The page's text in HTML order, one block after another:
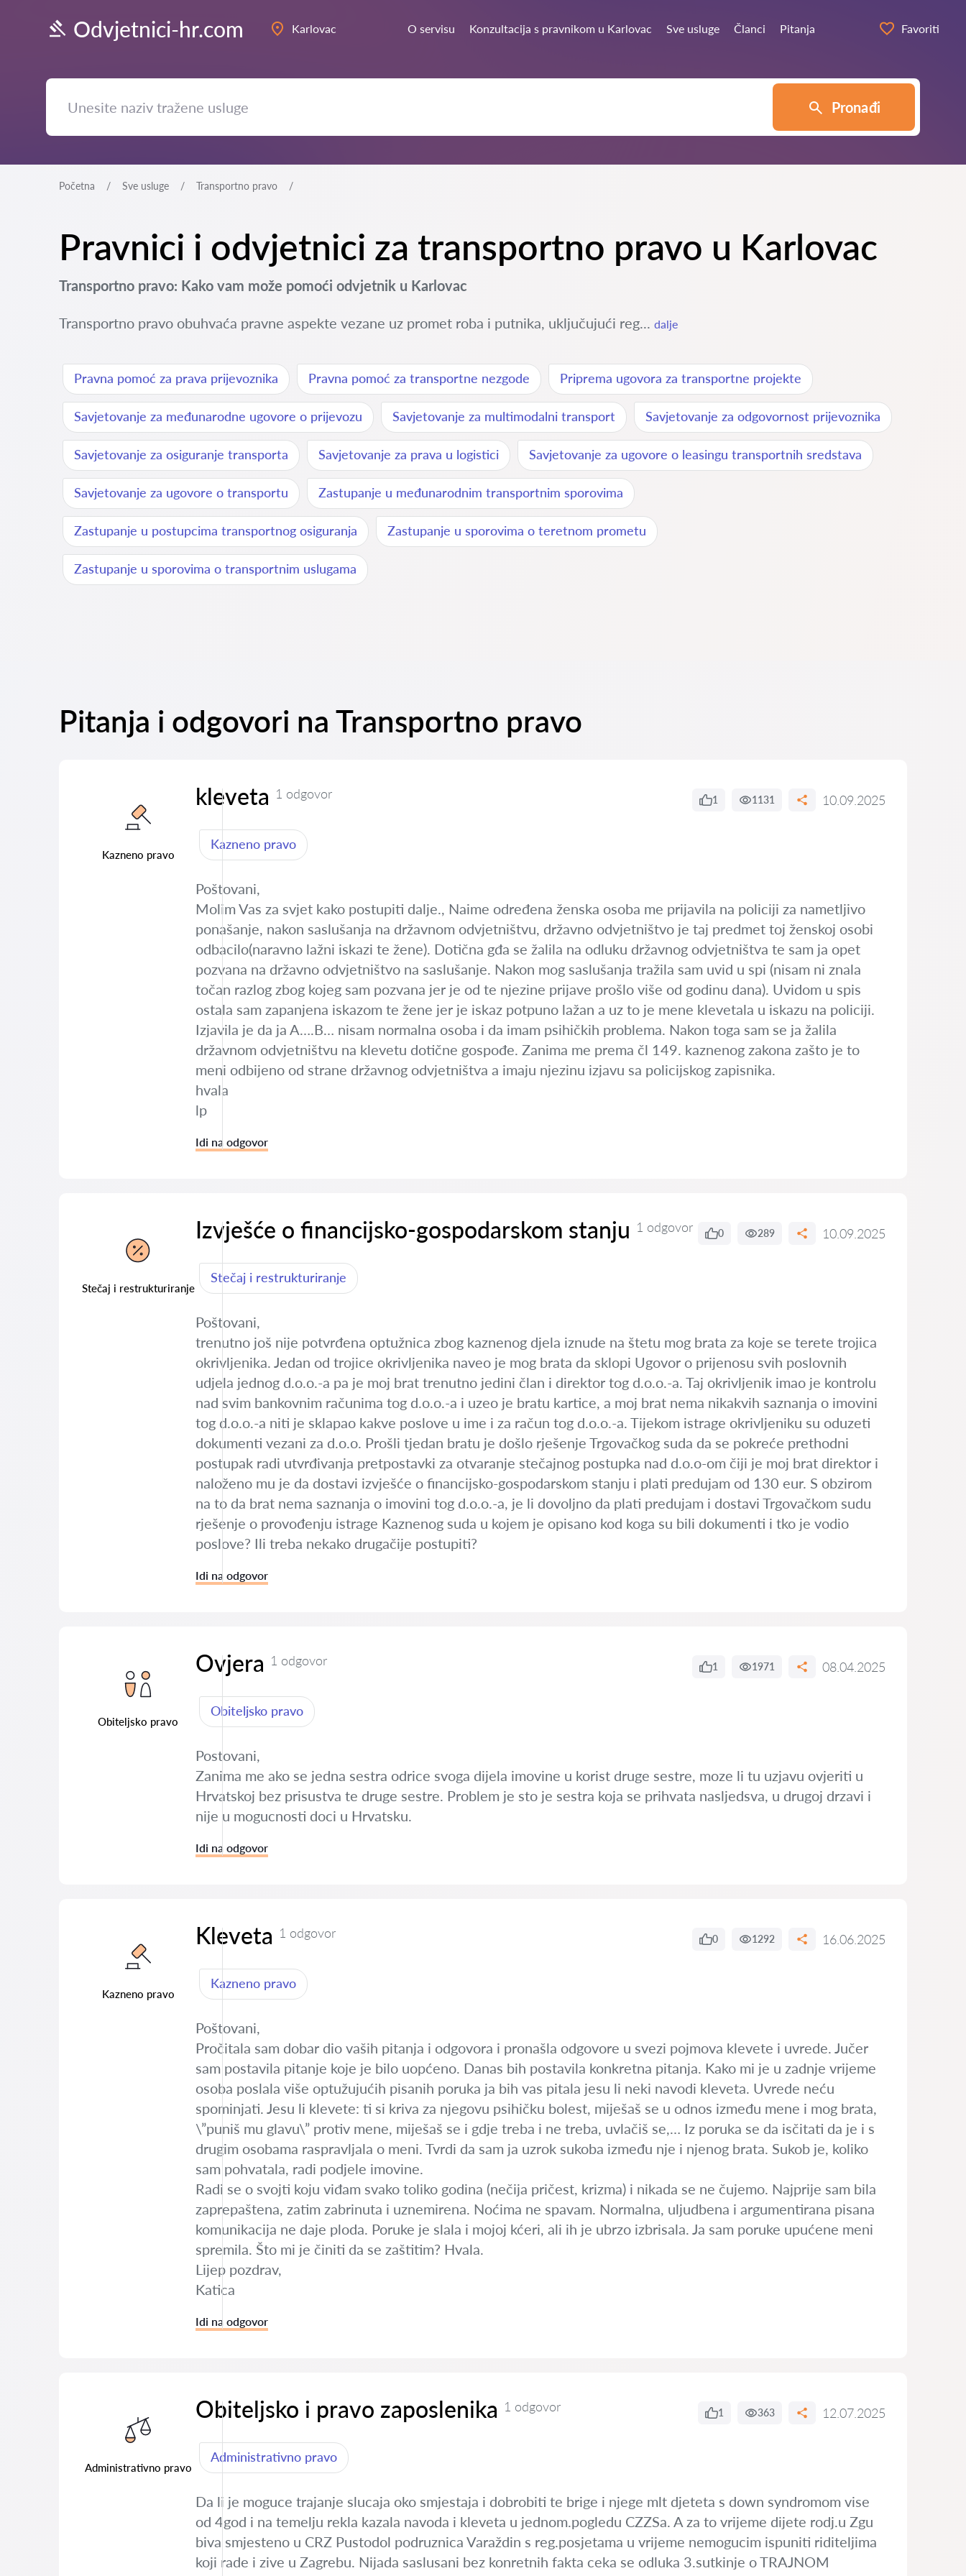
Odvjetnici-hr.com Karlovac O servisu Konzultacija s pravnikom u Karlovac Sve usluge Članci Pitanja Favoriti
Pronađi
Početna Sve usluge Transportno pravo
Pravnici i odvjetnici za transportno pravo u Karlovac
Transportno pravo: Kako vam može pomoći odvjetnik u Karlovac
Transportno pravo obuhvaća pravne aspekte vezane uz promet roba i putnika, uključujući reg... dalje
Pravna pomoć za prava prijevoznika Pravna pomoć za transportne nezgode Priprema ugovora za transportne projekte
Savjetovanje za međunarodne ugovore o prijevozu Savjetovanje za multimodalni transport Savjetovanje za odgovornost prijevoznika
Savjetovanje za osiguranje transporta Savjetovanje za prava u logistici Savjetovanje za ugovore o leasingu transportnih sredstava
Savjetovanje za ugovore o transportu Zastupanje u međunarodnim transportnim sporovima
Zastupanje u postupcima transportnog osiguranja Zastupanje u sporovima o teretnom prometu
Zastupanje u sporovima o transportnim uslugama
Pitanja i odgovori na Transportno pravo
Kazneno pravo
kleveta 1 odgovor 1 1131 10.09.2025
Kazneno pravo
Poštovani,
Molim Vas za svjet kako postupiti dalje., Naime određena ženska osoba me prijavila na policiji za nametljivo
ponašanje, nakon saslušanja na državnom odvjetništvu, državno odvjetništvo je taj predmet toj ženskoj osobi
odbacilo(naravno lažni iskazi te žene). Dotična gđa se žalila na odluku državnog odvjetništva te sam ja opet
pozvana na državno odvjetništvo na saslušanje. Nakon mog saslušanja tražila sam uvid u spi (nisam ni znala
točan razlog zbog kojeg sam pozvana jer je od te njezine prijave prošlo više od godinu dana). Uvidom u spis
ostala sam zapanjena iskazom te žene jer je iskaz potpuno lažan a uz to je mene klevetala u iskazu na policiji.
Izjavila je da ja A….B… nisam normalna osoba i da imam psihičkih problema. Nakon toga sam se ja žalila
državnom odvjetništvu na klevetu dotične gospođe. Zanima me prema čl 149. kaznenog zakona zašto je to
meni odbijeno od strane državnog odvjetništva a imaju njezinu izjavu sa policijskog zapisnika.
hvala
lp
Idi na odgovor
Stečaj i restrukturiranje
Izvješće o financijsko-gospodarskom stanju 1 odgovor 0 289 10.09.2025
Stečaj i restrukturiranje
Poštovani,
trenutno još nije potvrđena optužnica zbog kaznenog djela iznude na štetu mog brata za koje se terete trojica
okrivljenika. Jedan od trojice okrivljenika naveo je mog brata da sklopi Ugovor o prijenosu svih poslovnih
udjela jednog d.o.o.-a pa je moj brat trenutno jedini član i direktor tog d.o.o.-a. Taj okrivljenik imao je kontrolu
nad svim bankovnim računima tog d.o.o.-a i uzeo je bratu kartice, a moj brat nema nikakvih saznanja o imovini
tog d.o.o.-a niti je sklapao kakve poslove u ime i za račun tog d.o.o.-a. Tijekom istrage okrivljeniku su oduzeti
dokumenti vezani za d.o.o. Prošli tjedan bratu je došlo rješenje Trgovačkog suda da se pokreće prethodni
postupak radi utvrđivanja pretpostavki za otvaranje stečajnog postupka nad d.o.o-om čiji je moj brat direktor i
naloženo mu je da dostavi izvješće o financijsko-gospodarskom stanju i plati predujam od 130 eur. S obzirom
na to da brat nema saznanja o imovini tog d.o.o.-a, je li dovoljno da plati predujam i dostavi Trgovačkom sudu
rješenje o provođenju istrage Kaznenog suda u kojem je opisano kod koga su bili dokumenti i tko je vodio
poslove? Ili treba nekako drugačije postupiti?
Idi na odgovor
Obiteljsko pravo
Ovjera 1 odgovor 1 1971 08.04.2025
Obiteljsko pravo
Postovani,
Zanima me ako se jedna sestra odrice svoga dijela imovine u korist druge sestre, moze li tu uzjavu ovjeriti u
Hrvatskoj bez prisustva te druge sestre. Problem je sto je sestra koja se prihvata nasljedsva, u drugoj drzavi i
nije u mogucnosti doci u Hrvatsku.
Idi na odgovor
Kazneno pravo
Kleveta 1 odgovor 0 1292 16.06.2025
Kazneno pravo
Poštovani,
Pročitala sam dobar dio vaših pitanja i odgovora i pronašla odgovore u svezi pojmova klevete i uvrede. Jučer
sam postavila pitanje koje je bilo uopćeno. Danas bih postavila konkretna pitanja. Kako mi je u zadnje vrijeme
osoba poslala više optužujućih pisanih poruka ja bih vas pitala jesu li neki navodi kleveta. Uvrede neću
spominjati. Jesu li klevete: ti si kriva za njegovu psihičku bolest, miješaš se u odnos između mene i mog brata,
\”puniš mu glavu\” protiv mene, miješaš se i gdje treba i ne treba, uvlačiš se,… Iz poruka se da isčitati da je i s
drugim osobama raspravljala o meni. Tvrdi da sam ja uzrok sukoba između nje i njenog brata. Sukob je, koliko
sam pohvatala, radi podjele imovine.
Radi se o svojti koju viđam svako toliko godina (nečija pričest, krizma) i nikada se ne čujemo. Najprije sam bila
zaprepaštena, zatim zabrinuta i uznemirena. Noćima ne spavam. Normalna, uljudbena i argumentirana pisana
komunikacija ne daje ploda. Poruke je slala i mojoj kćeri, ali ih je ubrzo izbrisala. Ja sam poruke upućene meni
spremila. Što mi je činiti da se zaštitim? Hvala.
Lijep pozdrav,
Katica
Idi na odgovor
Administrativno pravo
Obiteljsko i pravo zaposlenika 1 odgovor 1 363 12.07.2025
Administrativno pravo
Da li je moguce trajanje slucaja oko smjestaja i dobrobiti te brige i njege mlt djeteta s down syndromom vise
od 4god i na temelju rekla kazala navoda i kleveta u jednom.pogledu CZZSa. A za to vrijeme dijete rodj.u Zgu
biva smjesteno u CRZ Pustodol podruznica Varaždin s reg.posjetama u vrijeme nemogucim ispuniti riditeljima
koji rade i zive u Zagrebu. Nijada saslusani bez konretnih fakta ceka se odluka 3.sutkinje o TRAJNOM